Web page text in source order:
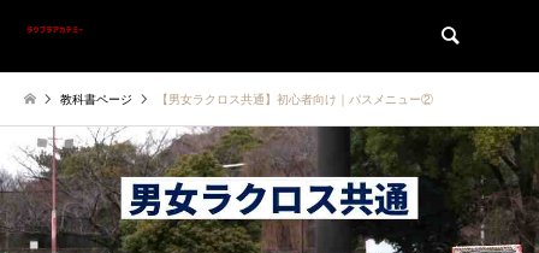
教科書ページ 【男女ラクロス共通】初心者向け｜パスメニュー②